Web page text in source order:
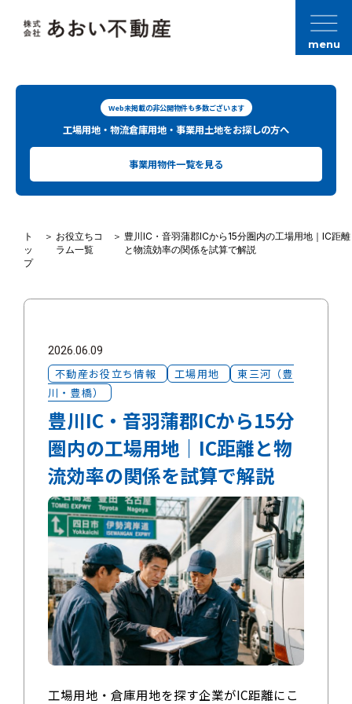
menu
Web未掲載の非公開物件も多数ございます
工場用地・物流倉庫用地・事業用土地をお探しの方へ
事業用物件一覧を見る
ト
ッ
プ
＞ お役立ちコ
ラム一覧
＞ 豊川IC・音羽蒲郡ICから15分圏内の工場用地｜IC距離
と物流効率の関係を試算で解説
2026.06.09
不動産お役立ち情報 工場用地
東三河（豊
川・豊橋）
豊川IC・音羽蒲郡ICから15分
圏内の工場用地｜IC距離と物
流効率の関係を試算で解説
工場用地・倉庫用地を探す企業がIC距離にこ